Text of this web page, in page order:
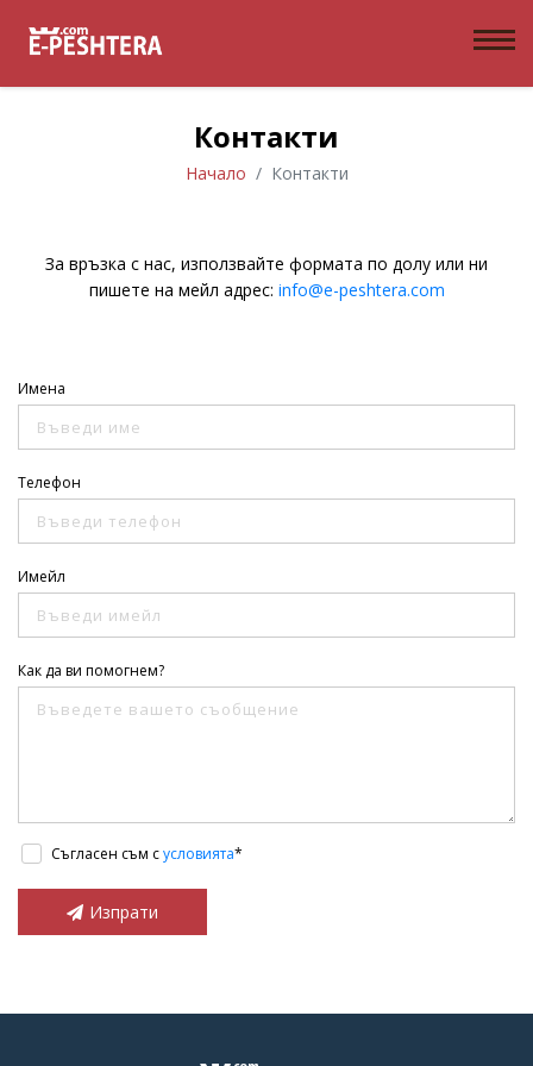
Контакти
Начало Контакти
За връзка с нас, използвайте формата по долу или ни
пишете на мейл адрес: info@e-peshtera.com
Имена
Телефон
Имейл
Как да ви помогнем?
Съгласен съм сусловията*
Изпрати